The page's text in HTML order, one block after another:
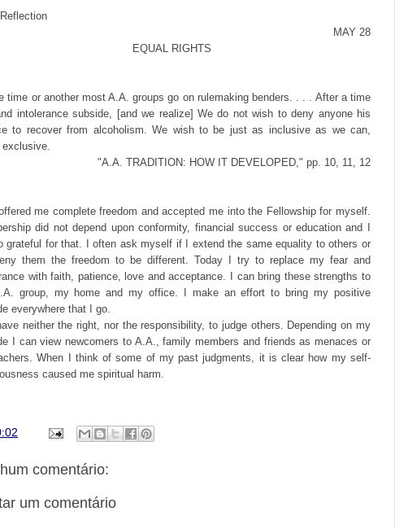
MAY 28
EQUAL RIGHTS
time or another most A.A. groups go on rulemaking benders. . . . After a time
intolerance subside, [and we realize] We do not wish to deny anyone his
to recover from alcoholism. We wish to be just as inclusive as we can,
exclusive.
"A.A. TRADITION: HOW IT DEVELOPED," pp. 10, 11, 12
me complete freedom and accepted me into the Fellowship for myself.
did not depend upon conformity, financial success or education and I
grateful for that. I often ask myself if I extend the same equality to others or
them the freedom to be different. Today I try to replace my fear and
with faith, patience, love and acceptance. I can bring these strengths to
group, my home and my office. I make an effort to bring my positive
everywhere that I go.
neither the right, nor the responsibility, to judge others. Depending on my
I can view newcomers to A.A., family members and friends as menaces or
When I think of some of my past judgments, it is clear how my self-
caused me spiritual harm.
comentário:
um comentário